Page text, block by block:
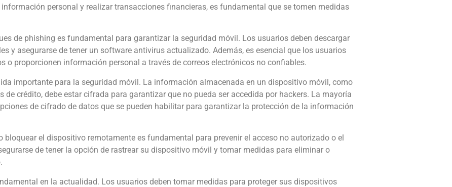
personal y realizar transacciones financieras, es fundamental que se tomen medidas
de phishing es fundamental para garantizar la seguridad móvil. Los usuarios deben descargar
y asegurarse de tener un software antivirus actualizado. Además, es esencial que los usuarios
o proporcionen información personal a través de correos electrónicos no confiables.
importante para la seguridad móvil. La información almacenada en un dispositivo móvil, como
crédito, debe estar cifrada para garantizar que no pueda ser accedida por hackers. La mayoría
de cifrado de datos que se pueden habilitar para garantizar la protección de la información
bloquear el dispositivo remotamente es fundamental para prevenir el acceso no autorizado o el
de tener la opción de rastrear su dispositivo móvil y tomar medidas para eliminar o
en la actualidad. Los usuarios deben tomar medidas para proteger sus dispositivos